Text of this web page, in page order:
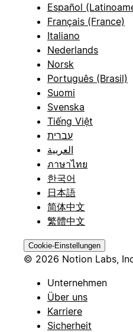
Español
Français (France)
Italiano
Nederlands
Norsk
Português (Brasil)
Suomi
Svenska
Tiếng Việt
עברית
العربية
ภาษาไทย
한국어
日本語
简体中文
繁體中文
Cookie-Einstellungen
© 2026 Notion Labs,
Unternehmen
Über uns
Karriere
Sicherheit